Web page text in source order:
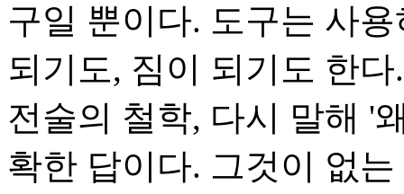
구일 뿐이다. 도구는 사
되기도, 짐이 되기도 한
전술의 철학, 다시 말해 '
확한 답이다. 그것이 없